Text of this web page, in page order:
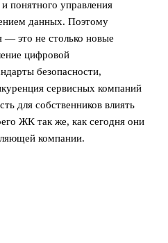
понятного управления
данных. Поэтому
— это не столько новые
цифровой
безопасности,
сервисных компаний
для собственников влиять
ЖК так же, как сегодня они
компании.